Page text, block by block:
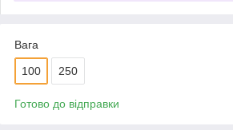
Вага
100 250
Готово до відправки